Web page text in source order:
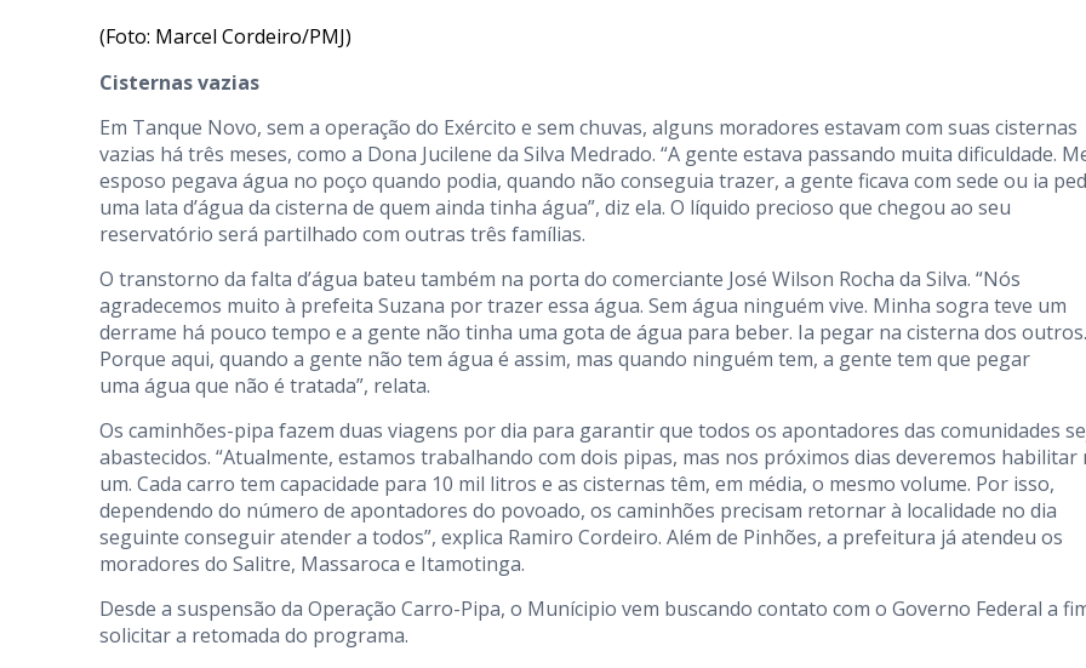
(Foto: Marcel Cordeiro/PMJ)
Cisternas vazias
Em Tanque Novo, sem a operação do Exército e sem chuvas, alguns moradores estavam com suas cisternas
vazias há três meses, como a Dona Jucilene da Silva Medrado. “A gente estava passando muita dificuldade.
esposo pegava água no poço quando podia, quando não conseguia trazer, a gente ficava com sede ou ia
uma lata d’água da cisterna de quem ainda tinha água”, diz ela. O líquido precioso que chegou ao seu
reservatório será partilhado com outras três famílias.
O transtorno da falta d’água bateu também na porta do comerciante José Wilson Rocha da Silva. “Nós
agradecemos muito à prefeita Suzana por trazer essa água. Sem água ninguém vive. Minha sogra teve um
derrame há pouco tempo e a gente não tinha uma gota de água para beber. Ia pegar na cisterna dos outros.
Porque aqui, quando a gente não tem água é assim, mas quando ninguém tem, a gente tem que pegar
uma água que não é tratada”, relata.
Os caminhões-pipa fazem duas viagens por dia para garantir que todos os apontadores das comunidades
abastecidos. “Atualmente, estamos trabalhando com dois pipas, mas nos próximos dias deveremos habilitar
um. Cada carro tem capacidade para 10 mil litros e as cisternas têm, em média, o mesmo volume. Por isso,
dependendo do número de apontadores do povoado, os caminhões precisam retornar à localidade no dia
seguinte conseguir atender a todos”, explica Ramiro Cordeiro. Além de Pinhões, a prefeitura já atendeu os
moradores do Salitre, Massaroca e Itamotinga.
Desde a suspensão da Operação Carro-Pipa, o Munícipio vem buscando contato com o Governo Federal a
solicitar a retomada do programa.